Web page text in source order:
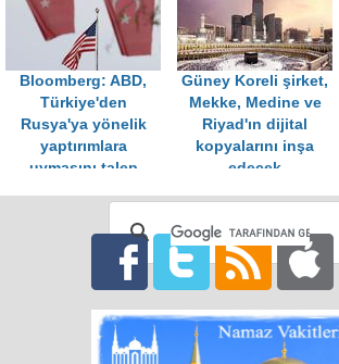
Bloomberg: ABD,
Türkiye'den
Rusya'ya yönelik
yaptırımlara
uymasını talep
Güney Koreli şirket,
Mekke, Medine ve
Riyad'ın dijital
kopyalarını inşa
edecek